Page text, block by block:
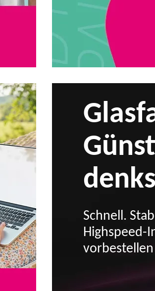
Schnell.
Highspeed-
vorbestellen